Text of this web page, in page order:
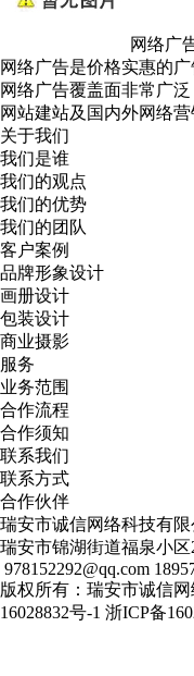
网络广
网络广告是价格实惠的广
网络广告覆盖面非常广泛
网站建站及国内外网络营
关于我们
我们是谁
我们的观点
我们的优势
我们的团队
客户案例
品牌形象设计
画册设计
包装设计
商业摄影
服务
业务范围
合作流程
合作须知
联系我们
联系方式
合作伙伴
瑞安市诚信网络科技有限
瑞安市锦湖街道福泉小区
978152292@qq.com
版权所有：瑞安市诚信
16028832号-1 浙ICP备